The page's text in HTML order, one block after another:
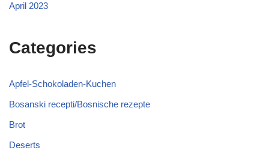
April 2023
Categories
Apfel-Schokoladen-Kuchen
Bosanski recepti/Bosnische rezepte
Brot
Deserts